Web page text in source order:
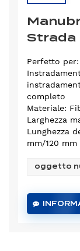
Strada
Perfetto
completo
Materiale:
Larghezza
Lunghezza
mm/120 mm
oggetto